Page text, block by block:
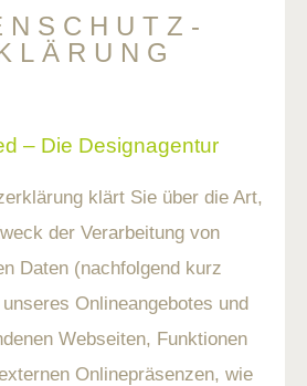
– Die Designagentur
klärt Sie über die Art,
der Verarbeitung von
Daten (nachfolgend kurz
unseres Onlineangebotes und
Webseiten, Funktionen
Onlinepräsenzen, wie